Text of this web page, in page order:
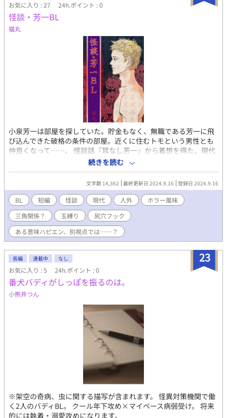
お気に入り : 27 24h.ポイント : 0
怪談・芳一BL
猫丸
小泉芳一は部屋を探していた。貯金もなく、無職である芳一に飛
び込んできた破格の条件の部屋。近くに住むトモという男性とも
仲良くなって……。 怪談話『耳なし芳一』から着想を得た、現代
を舞台にした怪談BL。AFTER耳なし芳一。 深く考えず、ふわっと
楽しんでお読みいただけると嬉しいです。
続きを読む
文字数 14,362 最終更新日 2024.9.16 登録日 2024.9.16
BL 短編 怪談 現代 人外
ホラー風味
三角関係？
玉縛り
尻穴フック
ある意味ハピエン、別視点では……？
23
長編 連載中 なし
お気に入り : 5 24h.ポイント : 0
番犬バディがしっぽを振るのは。
小熊井つん
※架空の奇病、虫に関する描写が含まれます。 怪異対策機関で働
く2人のバディBL。 クール年下攻め×マイペース病弱受け。 将来
的には執着・溺愛攻めになります。